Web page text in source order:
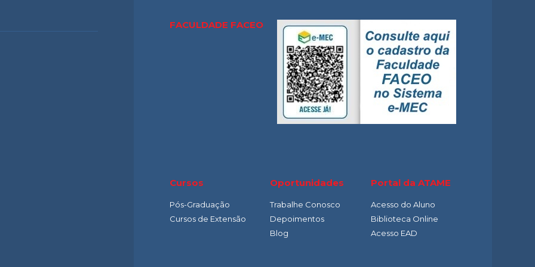
FACULDADE FACEO
Cursos
Pós-Graduação
Cursos de Extensão
Oportunidades
Trabalhe Conosco
Depoimentos
Blog
Portal da ATAME
Acesso do Aluno
Biblioteca Online
Acesso EAD